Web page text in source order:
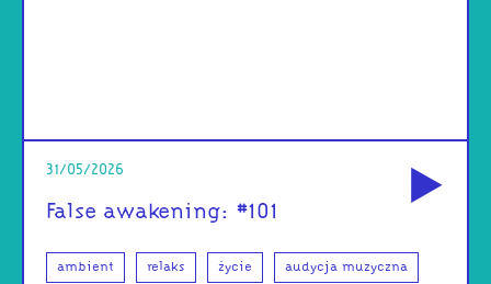
31/05/2026
False awakening: #101
ambient relaks życie audycja muzyczna